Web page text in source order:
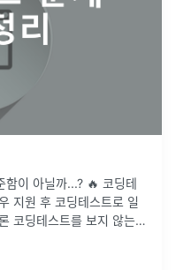
닐까...? 🔥 코딩테
지원 후 코딩테스트로 일